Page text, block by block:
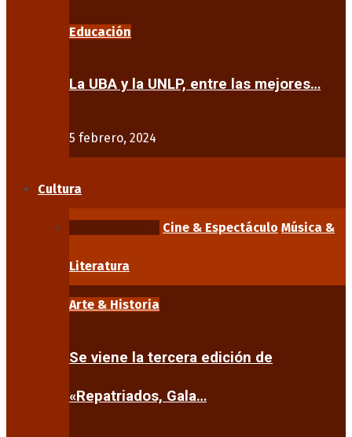
Educación
La UBA y la UNLP, entre las mejores…
5 febrero, 2024
Cultura
Cine & Espectáculo Música &
Literatura
Arte & Historia
Se viene la tercera edición de
«Repatriados, Gala…